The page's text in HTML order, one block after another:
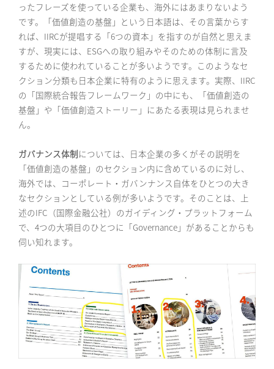
ったフレーズを使っている企業も、海外にはあまりないよう
です。「価値創造の基盤」という日本語は、その言葉からす
れば、IIRCが提唱する「6つの資本」を指すのが自然と思えま
すが、現実には、ESGへの取り組みやそのための体制に言及
するために使われていることが多いようです。このようなセ
クション分類も日本企業に特有のように思えます。実際、IIRC
の「国際統合報告フレームワーク」の中にも、「価値創造の
基盤」や「価値創造ストーリー」にあたる表現は見られませ
ん。
ガバナンス体制については、日本企業の多くがその説明を
「価値創造の基盤」のセクション内に含めているのに対し、
海外では、コーポレート・ガバンナンス自体をひとつの大き
なセクションとしている例が多いようです。そのことは、上
述のIFC（国際金融公社）のガイディング・プラットフォーム
で、4つの大項目のひとつに「Governance」があることからも
伺い知れます。